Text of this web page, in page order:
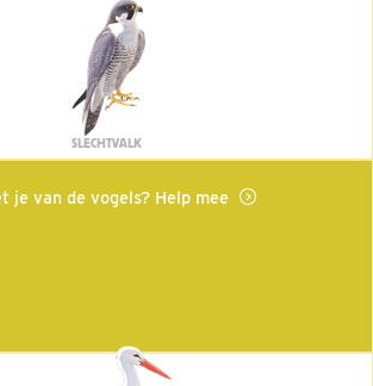
SLECHTVALK
je van de vogels? Help mee